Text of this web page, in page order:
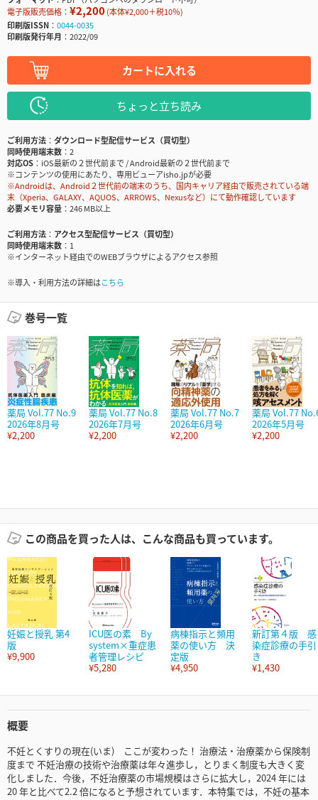
電子版販売価格： ¥2,200(本体¥2,000＋税10％)
印刷版ISSN
0044-0035
印刷版発行年月
2022/09
カートに入れる
ちょっと立ち読み
ご利用方法
ダウンロード型配信サービス（買切型）
同時使用端末数
2
対応OS
iOS最新の２世代前まで / Android最新の２世代前まで
※コンテンツの使用にあたり、専用ビューアisho.jpが必要
※Androidは、Android２世代前の端末のうち、国内キャリア経由で販売されている端
末（Xperia、GALAXY、AQUOS、ARROWS、Nexusなど）にて動作確認しています
必要メモリ容量
246 MB以上
ご利用方法
アクセス型配信サービス（買切型）
同時使用端末数
1
※インターネット経由でのWEBブラウザによるアクセス参照
※導入・利用方法の詳細はこちら
巻号一覧
薬局 Vol.77 No.9
2026年8月号
¥2,200
薬局 Vol.77 No.8
2026年7月号
¥2,200
薬局 Vol.77 No.7
2026年6月号
¥2,200
薬局 Vol.77
2026年5月号
¥2,200
この商品を買った人は、こんな商品も買っています。
妊娠と授乳 第4
版
¥9,900
ICU医の素 By
system×重症患
者管理レシピ
¥5,280
病棟指示と頻用
薬の使い方 決
定版
¥4,950
新訂第４版 感
染症診療の手引
き
¥1,430
概要
不妊とくすりの現在(いま) ここが変わった！ 治療法・治療薬から保険制
度まで 不妊治療の技術や治療薬は年々進歩し，とりまく制度も大きく変
化しました．今後，不妊治療薬の市場規模はさらに拡大し，2024 年には
20 年と比べて2.2 倍になると予想されています．本特集では，不妊の基本